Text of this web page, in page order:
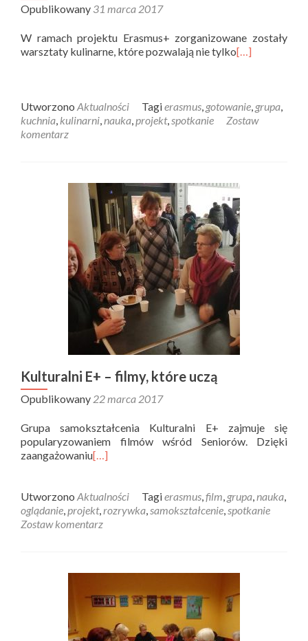
Opublikowany 31 marca 2017
W ramach projektu Erasmus+ zorganizowane zostały
warsztaty kulinarne, które pozwalają nie tylko[…]
Utworzono Aktualności Tagierasmus, gotowanie, grupa,
kuchnia, kulinarni,nauka,projekt,spotkanie
Zostaw
komentarz
Kulturalni E+ – filmy, które uczą
Opublikowany 22 marca 2017
Grupa samokształcenia Kulturalni E+ zajmuje się
popularyzowaniem filmów wśród Seniorów. Dzięki
zaangażowaniu[…]
Utworzono Aktualności Tagierasmus,film, grupa,nauka,
oglądanie,projekt,rozrywka,samokształcenie,spotkanie
Zostaw komentarz